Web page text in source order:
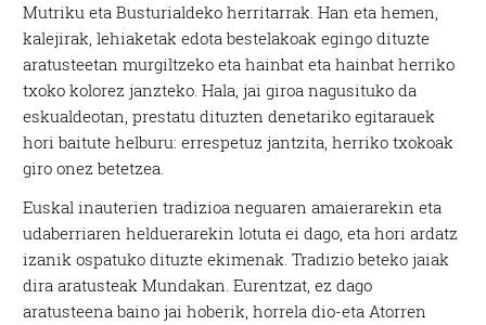
Mutriku eta Busturialdeko herritarrak. Han eta hemen,
kalejirak, lehiaketak edota bestelakoak egingo dituzte
aratusteetan murgiltzeko eta hainbat eta hainbat herriko
txoko kolorez janzteko. Hala, jai giroa nagusituko da
eskualdeotan, prestatu dituzten denetariko egitarauek
hori baitute helburu: errespetuz jantzita, herriko txokoak
giro onez betetzea.
Euskal inauterien tradizioa neguaren amaierarekin eta
udaberriaren helduerarekin lotuta ei dago, eta hori ardatz
izanik ospatuko dituzte ekimenak. Tradizio beteko jaiak
dira aratusteak Mundakan. Eurentzat, ez dago
aratusteena baino jai hoberik, horrela dio-eta Atorren